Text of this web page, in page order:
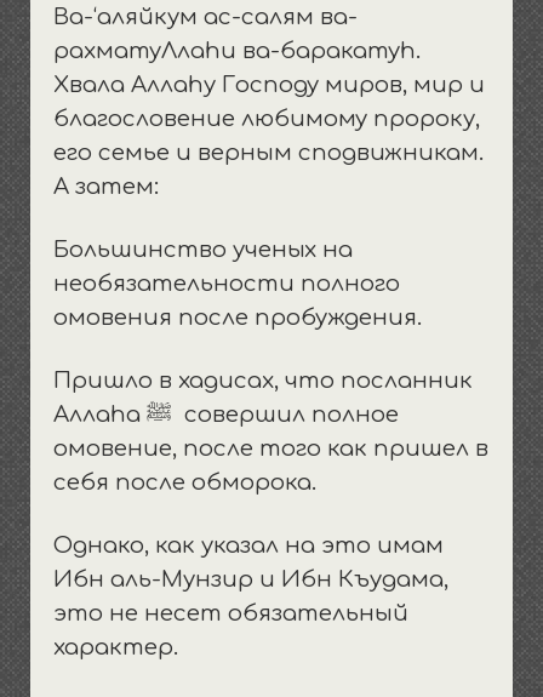
Ва-‘аляйкум ас-салям ва-
рахматуЛлаhи ва-баракатуh.
Хвала Аллаhу Господу миров, мир и
благословение любимому пророку,
его семье и верным сподвижникам.
А затем:
Большинство ученых на
необязательности полного
омовения после пробуждения.
Пришло в хадисах, что посланник
Аллаhа ﷺ совершил полное
омовение, после того как пришел в
себя после обморока.
Однако, как указал на это имам
Ибн аль-Мунзир и Ибн Къудама,
это не несет обязательный
характер.